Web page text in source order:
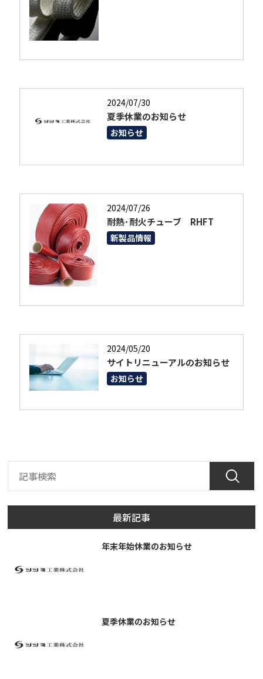
2024/07/30
夏季休業のお知らせ
お知らせ
2024/07/26
耐熱･耐火チューブ RHFT
新製品情報
2024/05/20
サイトリニューアルのお知らせ
お知らせ
最新記事
年末年始休業のお知らせ
夏季休業のお知らせ